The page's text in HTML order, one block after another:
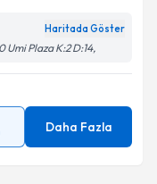
Haritada Göster
Umi Plaza K:2 D:14,
Daha Fazla